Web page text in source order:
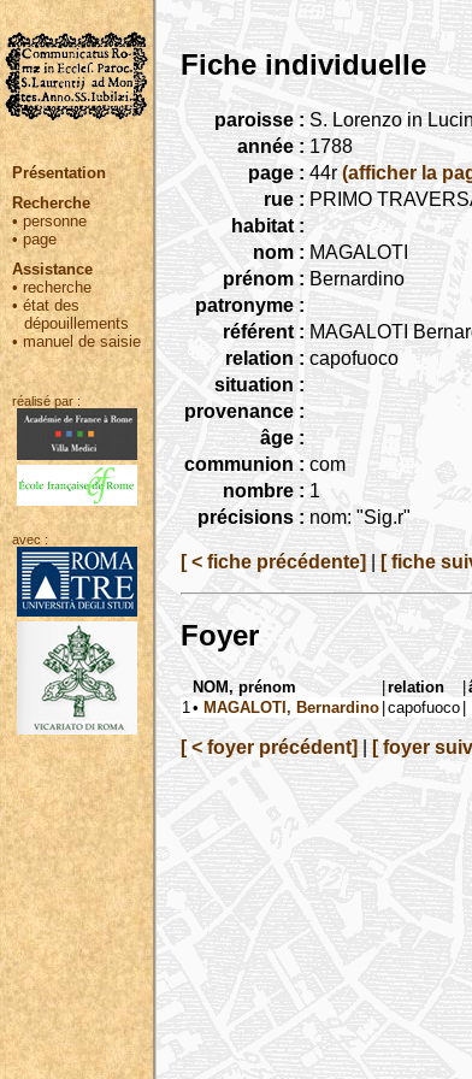
Présentation
Recherche
• personne
•page
Assistance
• recherche
•état des
dépouillements
•manuel de saisie
réalisé par :
avec :
Fiche individuelle
paroisse : S. Lorenzo in
année : 1788
page : 44r (afficher la
rue : PRIMO
habitat :
nom : MAGALOTI
prénom : Bernardino
patronyme :
référent : MAGALOTI
relation : capofuoco
situation :
provenance :
âge :
communion : com
nombre : 1
précisions : nom: "Sig.r"
[ < fiche précédente] [ fiche
Foyer
NOM, prénom |relation |
1 • MAGALOTI, Bernardino |capofuoco |
[ < foyer précédent] [ foyer